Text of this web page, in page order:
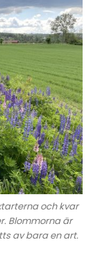
och kvar
Blommorna är
av bara en art.